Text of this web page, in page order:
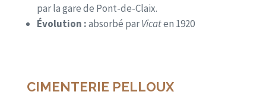
par la gare de Pont-de-Claix.
Évolution :absorbé parVicaten 1920
CIMENTERIE PELLOUX